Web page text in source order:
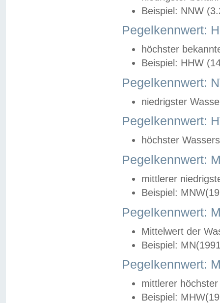
Beispiel: NNW
Pegelkennwert:
höchster
Beispiel: HHW
Pegelkennwert:
niedrigster
Pegelkennwert:
höchster
Pegelkennwert:
mittlerer
Beispiel:
Pegelkennwert:
Mittelwert der
Beispiel:
Pegelkennwert:
mittlerer
Beispiel: